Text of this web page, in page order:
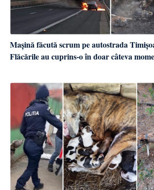
Mașină făcută scrum pe autostrada
Flăcările au cuprins-o în doar câteva